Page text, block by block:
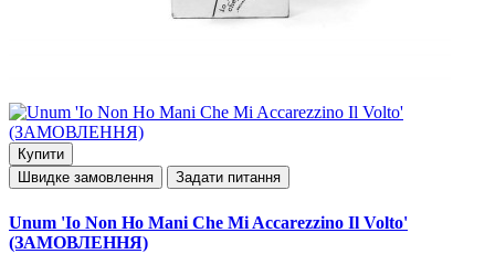
Купити
Швидке замовлення
Задати питання
Unum 'Io Non Ho Mani Che Mi Accarezzino Il Volto'
(ЗАМОВЛЕННЯ)